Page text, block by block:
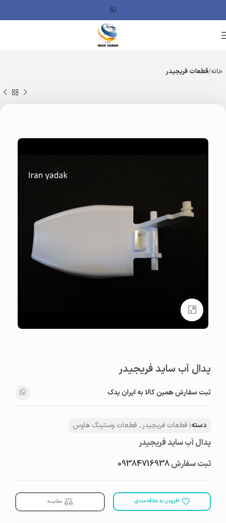
خانه قطعات فریجیدر
بزرگنمایی تصویر
پدال آب ساید فریجیدر
ثبت سفارش همین کالا به ایران یدک
دسته: قطعات فریجیدر , قطعات وستینگ هاوس
پدال آب ساید فریجیدر
ثبت سفارش09384716938
افزودن به علاقه مندی مقایسه